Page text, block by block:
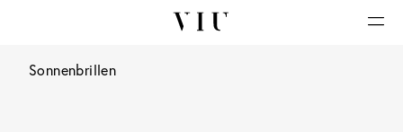
Sonnenbrillen